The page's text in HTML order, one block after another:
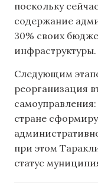
поскольку
содержание
30% своих
инфраструктуры.
Следующим
реорганизация
стране
при этом
статус